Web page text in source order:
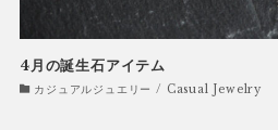
4月の誕生石アイテム
カジュアルジュエリー / Casual Jewelry